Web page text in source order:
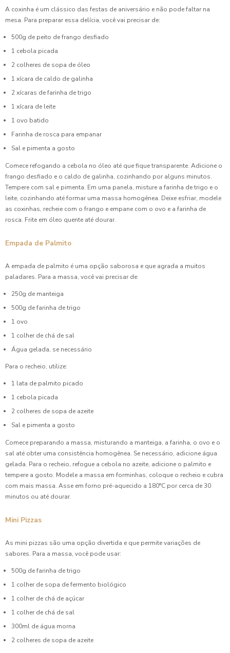
A coxinha é um clássico das festas de aniversário e não pode faltar na
mesa. Para preparar essa delícia, você vai precisar de:
500g de peito de frango desfiado
1 cebola picada
2 colheres de sopa de óleo
1 xícara de caldo de galinha
2 xícaras de farinha de trigo
1 xícara de leite
1 ovo batido
Farinha de rosca para empanar
Sal e pimenta a gosto
Comece refogando a cebola no óleo até que fique transparente. Adicione o
frango desfiado e o caldo de galinha, cozinhando por alguns minutos.
Tempere com sal e pimenta. Em uma panela, misture a farinha de trigo e o
leite, cozinhando até formar uma massa homogênea. Deixe esfriar, modele
as coxinhas, recheie com o frango e empane com o ovo e a farinha de
rosca. Frite em óleo quente até dourar.
Empada de Palmito
A empada de palmito é uma opção saborosa e que agrada a muitos
paladares. Para a massa, você vai precisar de:
250g de manteiga
500g de farinha de trigo
1 ovo
1 colher de chá de sal
Água gelada, se necessário
Para o recheio, utilize:
1 lata de palmito picado
1 cebola picada
2 colheres de sopa de azeite
Sal e pimenta a gosto
Comece preparando a massa, misturando a manteiga, a farinha, o ovo e o
sal até obter uma consistência homogênea. Se necessário, adicione água
gelada. Para o recheio, refogue a cebola no azeite, adicione o palmito e
tempere a gosto. Modele a massa em forminhas, coloque o recheio e cubra
com mais massa. Asse em forno pré-aquecido a 180°C por cerca de 30
minutos ou até dourar.
Mini Pizzas
As mini pizzas são uma opção divertida e que permite variações de
sabores. Para a massa, você pode usar:
500g de farinha de trigo
1 colher de sopa de fermento biológico
1 colher de chá de açúcar
1 colher de chá de sal
300ml de água morna
2 colheres de sopa de azeite